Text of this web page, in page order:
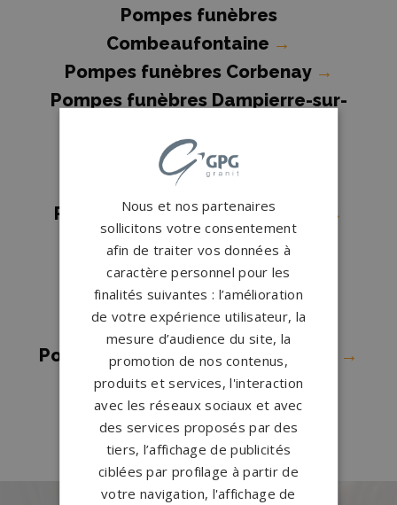
Pompes funèbres
Combeaufontaine →
Pompes funèbres Corbenay →
Pompes funèbres Dampierre-sur-
Pompes funèbres Échenoz-la-
Méline
Pompes funèbres Fougerolles
→
Pompes funèbres Gray
Pompes funèbres Gy→
Pompes funèbres Hericourt
Pompes funèbres Jussey→
Pompes funèbres Port-sur-Saône
→
Pompes funèbres Vesoul→
Pompes funèbres Villersexel
Nous et nos partenaires
sollicitons votre consentement
afin de traiter vos données à
caractère personnel pour les
finalités suivantes : l’amélioration
de votre expérience utilisateur, la
mesure d’audience du site, la
promotion de nos contenus,
produits et services, l'interaction
avec les réseaux sociaux et avec
des services proposés par des
tiers, l’affichage de publicités
ciblées par profilage à partir de
votre navigation, l'affichage de